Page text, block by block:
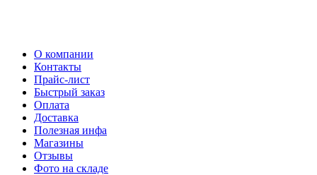
О компании
Контакты
Прайс-лист
Быстрый заказ
Оплата
Доставка
Полезная инфа
Магазины
Отзывы
Фото на складе